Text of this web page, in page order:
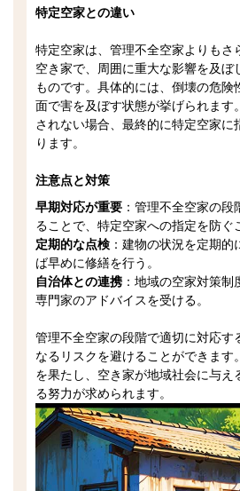
特定空家との違い
特定空家は、管理不全空家よりもさ
空き家で、周囲に重大な影響を及ぼ
ものです。具体的には、倒壊の危険
面で害を及ぼす状態が挙げられます
されない場合、最終的に特定空家に
ります。
注意点と対策
早期対応が重要 ：管理不全空家の
ることで、特定空家への指定を防ぐ
定期的な点検 ：建物の状況を定期
ば早めに修繕を行う。
自治体との連携 ：地域の空家対策
専門家のアドバイスを受ける。
管理不全空家の段階で適切に対応す
なるリスクを避けることができます
を果たし、空き家が地域社会に与え
る努力が求められます。